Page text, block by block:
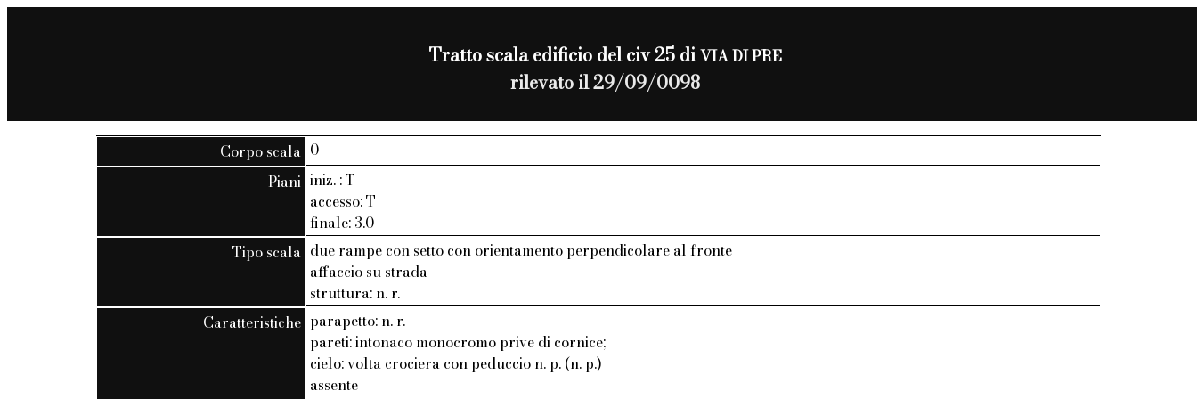
Tratto scala edificio del civ 25 diVIA DI PRE
rilevato il 29/09/0098
Corpo scala 0
Piani iniz. : T
accesso: T
finale: 3.0
Tipo scala due rampe con setto con orientamento perpendicolare al fronte
affaccio su strada
struttura: n. r.
Caratteristiche parapetto: n. r.
pareti: intonaco monocromo prive di cornice;
cielo: volta crociera con peduccio n. p. (n. p.)
assente